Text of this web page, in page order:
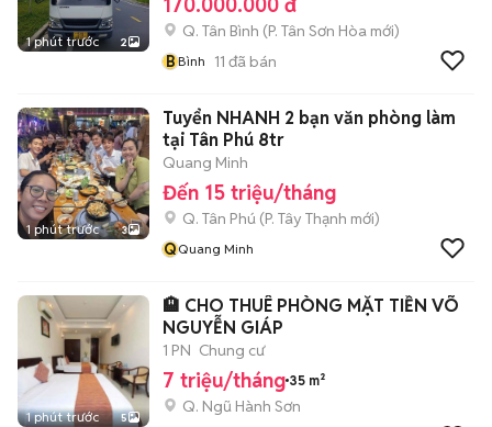
1 phút trước 2
Q. Tân Bình (P. Tân Sơn Hòa mới)
BBình 11 đã bán
1 phút trước 3
Tuyển NHANH 2 bạn văn phòng làm
tại Tân Phú 8tr
Quang Minh
Đến 15 triệu/tháng
Q. Tân Phú (P. Tây Thạnh mới)
QQuang Minh
1 phút trước 5
🏨 CHO THUÊ PHÒNG MẶT TIỀN VÕ
NGUYỄN GIÁP
1 PN Chung cư
7 triệu/tháng 35 m²
Q. Ngũ Hành Sơn